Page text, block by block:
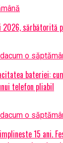
2026, sărbătorită
acum o
bateriei:
telefon pliabil
acum o
implineste 15 ani.